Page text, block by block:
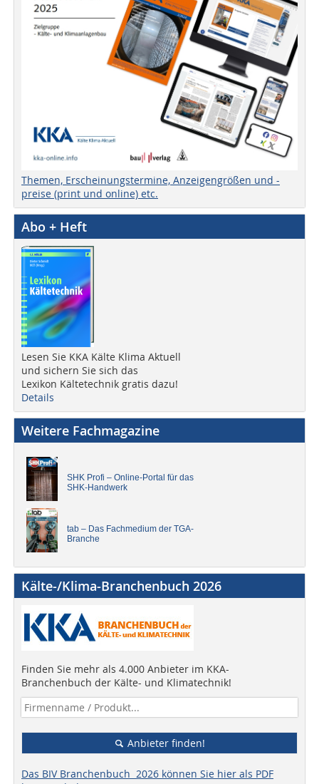
Themen, Erscheinungstermine, Anzeigengrößen und -
preise (print und online) etc.
Abo + Heft
Lesen Sie KKA Kälte Klima Aktuell
und sichern Sie sich das
Lexikon Kältetechnik gratis dazu!
Details
Weitere Fachmagazine
SHK Profi – Online-Portal für das
SHK-Handwerk
tab – Das Fachmedium der TGA-
Branche
Kälte-/Klima-Branchenbuch 2026
Finden Sie mehr als 4.000 Anbieter im KKA-
Branchenbuch der Kälte- und Klimatechnik!
Anbieter finden!
Das BIV Branchenbuch 2026 können Sie hier als PDF